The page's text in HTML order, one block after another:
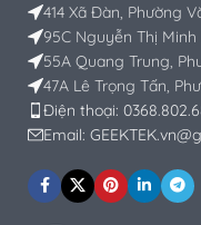
414 Xã Đàn, Phường
95C Nguyễn Thị Minh
55A Quang Trung,
47A Lê Trọng Tấn,
Điện thoại:
Email: